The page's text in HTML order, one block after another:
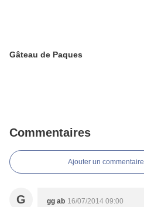
Gâteau de Paques
Commentaires
Ajouter un commentaire
G gg ab 16/07/2014 09:00